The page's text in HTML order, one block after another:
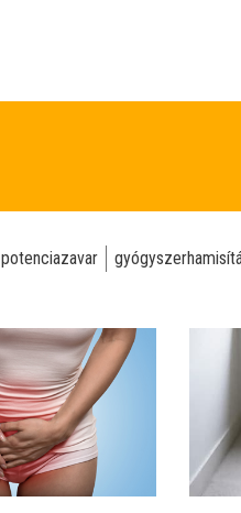
potenciazavar